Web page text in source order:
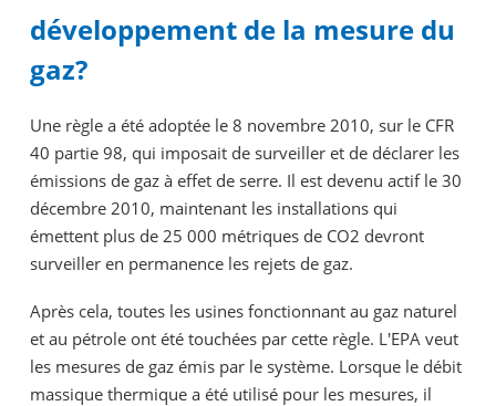
développement de la mesure du
gaz?
Une règle a été adoptée le 8 novembre 2010, sur le CFR
40 partie 98, qui imposait de surveiller et de déclarer les
émissions de gaz à effet de serre. Il est devenu actif le 30
décembre 2010, maintenant les installations qui
émettent plus de 25 000 métriques de CO2 devront
surveiller en permanence les rejets de gaz.
Après cela, toutes les usines fonctionnant au gaz naturel
et au pétrole ont été touchées par cette règle. L'EPA veut
les mesures de gaz émis par le système. Lorsque le débit
massique thermique a été utilisé pour les mesures, il